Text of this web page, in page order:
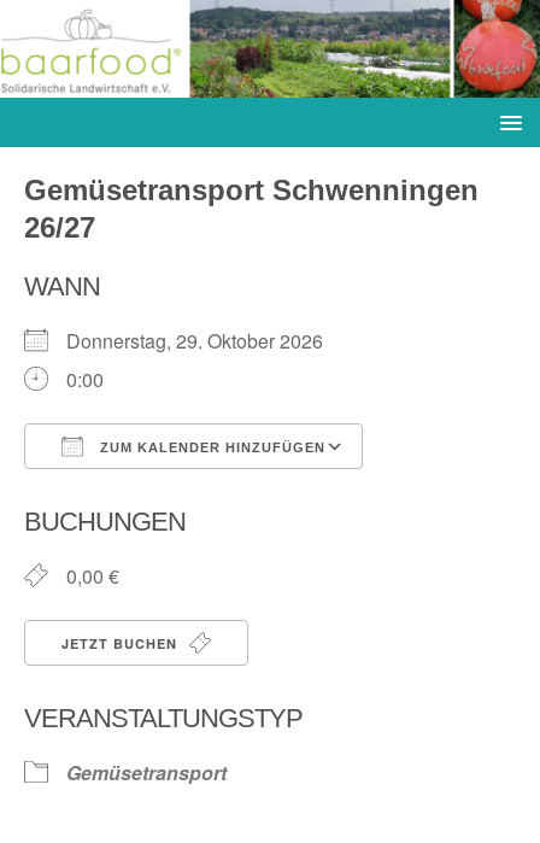
Gemüsetransport Schwenningen
26/27
WANN
Donnerstag, 29. Oktober 2026
0:00
ZUM KALENDER HINZUFÜGEN
BUCHUNGEN
0,00 €
JETZT BUCHEN
VERANSTALTUNGSTYP
Gemüsetransport